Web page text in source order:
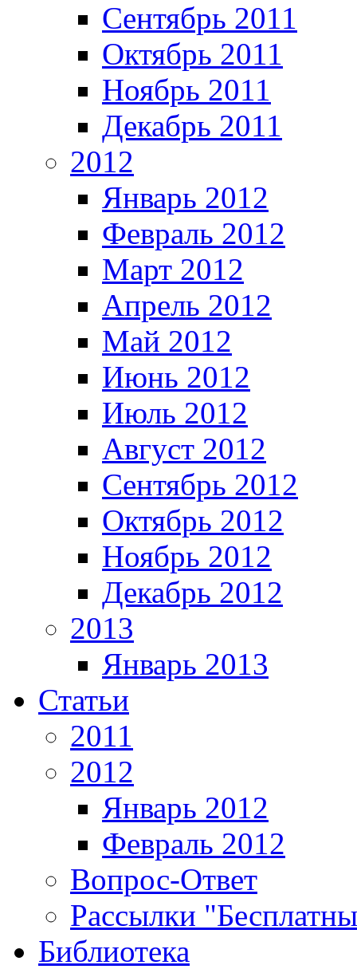
Сентябрь 2011
Октябрь 2011
Ноябрь 2011
Декабрь 2011
2012
Январь 2012
Февраль 2012
Март 2012
Апрель 2012
Май 2012
Июнь 2012
Июль 2012
Август 2012
Сентябрь 2012
Октябрь 2012
Ноябрь 2012
Декабрь 2012
2013
Январь 2013
Статьи
2011
2012
Январь 2012
Февраль 2012
Вопрос-Ответ
Рассылки
Библиотека